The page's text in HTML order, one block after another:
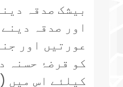
بیشک صدقہ
اور صدقہ
عورتیں اور
کو قرضۂ حسنہ
کیلئے اس میں